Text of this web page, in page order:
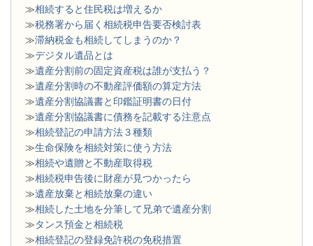
≫相続すると住民税は増えるか
≫税務署から届く相続税申告要否検討表
≫滞納税金も相続してしまうのか？
≫デジタル遺品とは
≫遺産分割前の固定資産税は誰が支払う？
≫遺産分割時の不動産評価額の算定方法
≫遺産分割協議書と印鑑証明書の日付
≫遺産分割協議書に債務を記載する注意点
≫相続登記の申請方法３種類
≫生命保険を相続対策に使う方法
≫相続や遺贈と不動産取得税
≫相続税申告後に財産が見つかったら
≫遺産放棄と相続放棄の違い
≫相続した土地を分筆して兄弟で遺産分割
≫タンス預金と相続税
≫相続登記の登録免許税の免税措置